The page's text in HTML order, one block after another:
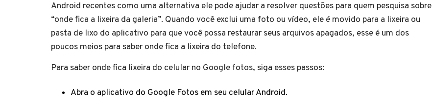
Android recentes como uma alternativa ele pode ajudar a resolver questões para quem pesquisa sobre
“onde fica a lixeira da galeria”. Quando você exclui uma foto ou vídeo, ele é movido para a lixeira ou
pasta de lixo do aplicativo para que você possa restaurar seus arquivos apagados, esse é um dos
poucos meios para saber onde fica a lixeira do telefone.
Para saber onde fica lixeira do celular no Google fotos, siga esses passos:
Abra o aplicativo do Google Fotos em seu celular Android.